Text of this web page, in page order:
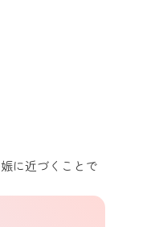
に近づくことで